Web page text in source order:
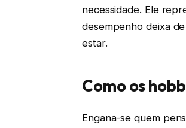
necessidade. Ele
desempenho deixa
estar.
Como os
Engana-se quem